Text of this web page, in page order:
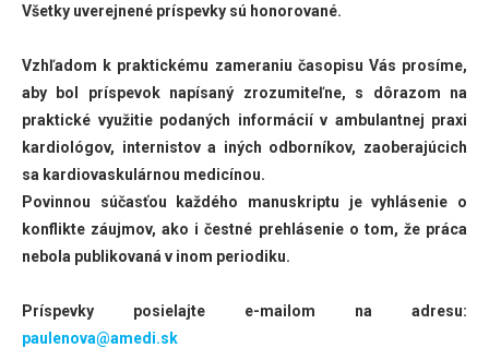
Všetky uverejnené príspevky sú honorované.
Vzhľadom k praktickému zameraniu časopisu Vás prosíme,
aby bol príspevok napísaný zrozumiteľne, s dôrazom na
praktické využitie podaných informácií v ambulantnej praxi
kardiológov, internistov a iných odborníkov, zaoberajúcich
sa kardiovaskulárnou medicínou.
Povinnou súčasťou každého manuskriptu je vyhlásenie o
konflikte záujmov, ako i čestné prehlásenie o tom, že práca
nebola publikovaná v inom periodiku.
Príspevky posielajte e-mailom na adresu:
paulenova@amedi.sk